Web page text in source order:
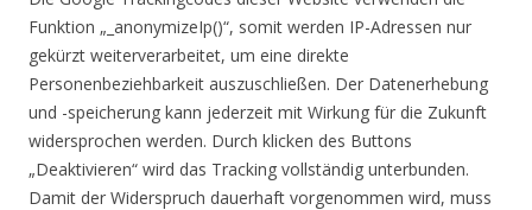
Funktion „_anonymizeIp()“, somit werden IP-Adressen nur
gekürzt weiterverarbeitet, um eine direkte
Personenbeziehbarkeit auszuschließen. Der Datenerhebung
und -speicherung kann jederzeit mit Wirkung für die Zukunft
widersprochen werden. Durch klicken des Buttons
„Deaktivieren“ wird das Tracking vollständig unterbunden.
Damit der Widerspruch dauerhaft vorgenommen wird, muss